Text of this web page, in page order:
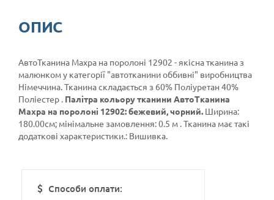
ОПИС
АвтоТканина Махра на поролоні 12902 - якісна тканина з
малюнком у категорії "автотканини оббивні" виробництва
Німеччина. Тканина складається з 60% Поліуретан 40%
Поліестер . Палітра кольору тканини АвтоТканина
Махра на поролоні 12902: бежевий, чорний. Ширина:
180.00см; мінімальне замовлення: 0.5 м . Тканина має такі
додаткові характеристики.: Вишивка.
Способи оплати: